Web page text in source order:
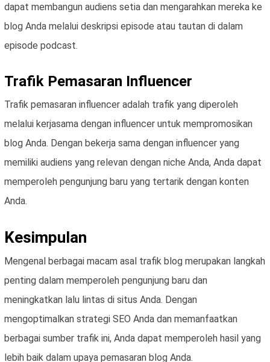
dapat membangun audiens setia dan mengarahkan mereka ke
blog Anda melalui deskripsi episode atau tautan di dalam
episode podcast.
Trafik Pemasaran Influencer
Trafik pemasaran influencer adalah trafik yang diperoleh
melalui kerjasama dengan influencer untuk mempromosikan
blog Anda. Dengan bekerja sama dengan influencer yang
memiliki audiens yang relevan dengan niche Anda, Anda dapat
memperoleh pengunjung baru yang tertarik dengan konten
Anda.
Kesimpulan
Mengenal berbagai macam asal trafik blog merupakan langkah
penting dalam memperoleh pengunjung baru dan
meningkatkan lalu lintas di situs Anda. Dengan
mengoptimalkan strategi SEO Anda dan memanfaatkan
berbagai sumber trafik ini, Anda dapat memperoleh hasil yang
lebih baik dalam upaya pemasaran blog Anda.